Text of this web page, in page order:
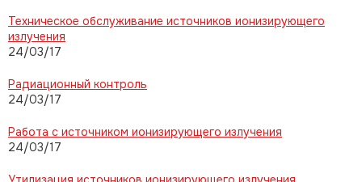
Техническое обслуживание источников ионизирующего
излучения
24/03/17
Радиационный контроль
24/03/17
Работа с источником ионизирующего излучения
24/03/17